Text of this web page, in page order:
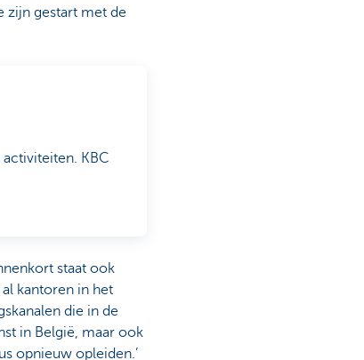
zijn gestart met de
KBC
staat ook
kantoren in het
die in de
in België, maar ook
opnieuw opleiden.’